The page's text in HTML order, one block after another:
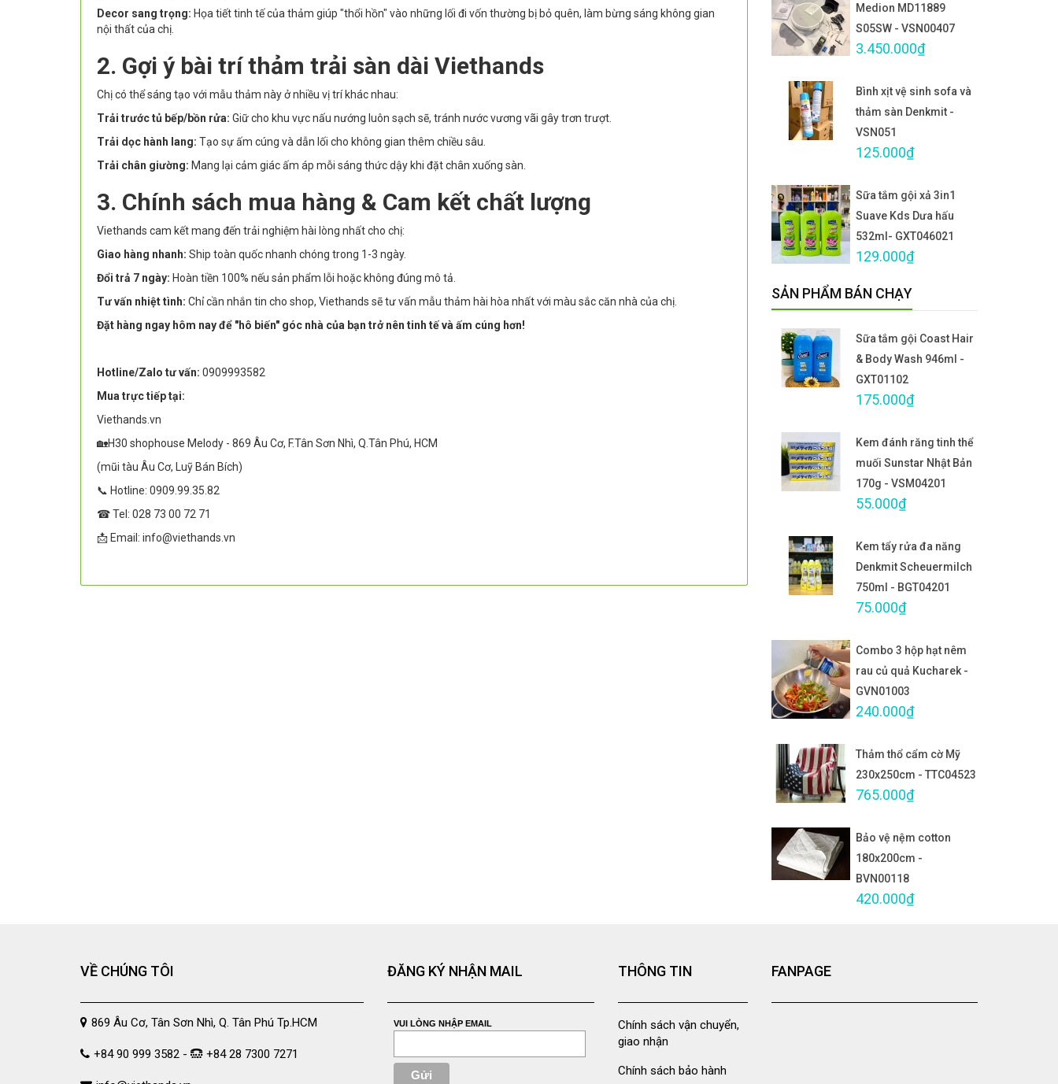
Decor sang trọng: Họa tiết tinh tế của thảm giúp "thổi hồn" vào những lối đi vốn thường bị bỏ quên, làm bừng sáng không gian
nội thất của chị.
2. Gợi ý bài trí thảm trải sàn dài Viethands
Chị có thể sáng tạo với mẫu thảm này ở nhiều vị trí khác nhau:
Trải trước tủ bếp/bồn rửa: Giữ cho khu vực nấu nướng luôn sạch sẽ, tránh nước vương vãi gây trơn trượt.
Trải dọc hành lang: Tạo sự ấm cúng và dẫn lối cho không gian thêm chiều sâu.
Trải chân giường: Mang lại cảm giác ấm áp mỗi sáng thức dậy khi đặt chân xuống sàn.
3. Chính sách mua hàng & Cam kết chất lượng
Viethands cam kết mang đến trải nghiệm hài lòng nhất cho chị:
Giao hàng nhanh: Ship toàn quốc nhanh chóng trong 1-3 ngày.
Đổi trả 7 ngày: Hoàn tiền 100% nếu sản phẩm lỗi hoặc không đúng mô tả.
Tư vấn nhiệt tình: Chỉ cần nhắn tin cho shop, Viethands sẽ tư vấn mẫu thảm hài hòa nhất với màu sắc căn nhà của chị.
Đặt hàng ngay hôm nay để "hô biến" góc nhà của bạn trở nên tinh tế và ấm cúng hơn!
Hotline/Zalo tư vấn: 0909993582
Mua trực tiếp tại:
Viethands.vn
🏡H30 shophouse Melody - 869 Âu Cơ, F.Tân Sơn Nhì, Q.Tân Phú, HCM
(mũi tàu Âu Cơ, Luỹ Bán Bích)
📞 Hotline: 0909.99.35.82
☎ Tel: 028 73 00 72 71
📩 Email: info@viethands.vn
Medion MD11889
S05SW - VSN00407
3.450.000₫
Bình xịt vệ sinh sofa và
thảm sàn Denkmit -
VSN051
125.000₫
Sữa tắm gội xả 3in1
Suave Kds Dưa hấu
532ml- GXT046021
129.000₫
SẢN PHẨM BÁN CHẠY
Sữa tắm gội Coast Hair
& Body Wash 946ml -
GXT01102
175.000₫
Kem đánh răng tinh thể
muối Sunstar Nhật Bản
170g - VSM04201
55.000₫
Kem tẩy rửa đa năng
Denkmit Scheuermilch
750ml - BGT04201
75.000₫
Combo 3 hộp hạt nêm
rau củ quả Kucharek -
GVN01003
240.000₫
Thảm thổ cẩm cờ Mỹ
230x250cm - TTC04523
765.000₫
Bảo vệ nệm cotton
180x200cm -
BVN00118
420.000₫
VỀ CHÚNG TÔI
869 Âu Cơ, Tân Sơn Nhì, Q. Tân Phú Tp.HCM
+84 90 999 3582 - +84 28 7300 7271
ĐĂNG KÝ NHẬN MAIL
VUI LÒNG NHẬP EMAIL
THÔNG TIN
Chính sách vận chuyển,
giao nhận
Chính sách bảo hành
FANPAGE